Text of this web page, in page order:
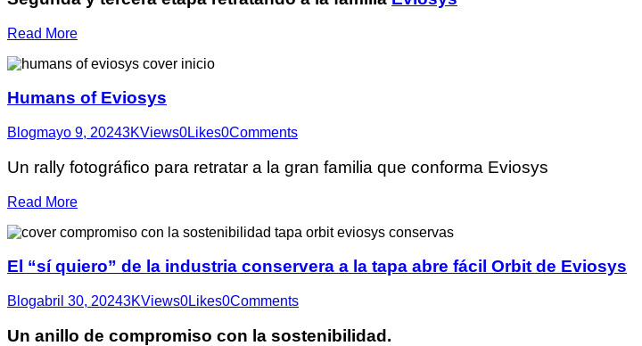
Read More
Humans of Eviosys
Blogmayo 9, 20243KViews0Likes0Comments
Un rally fotográfico para retratar a la gran familia que conforma Eviosys
Read More
El “sí quiero” de la industria conservera a la tapa abre fácil Orbit de Eviosys
Blogabril 30, 20243KViews0Likes0Comments
Un anillo de compromiso con la sostenibilidad.